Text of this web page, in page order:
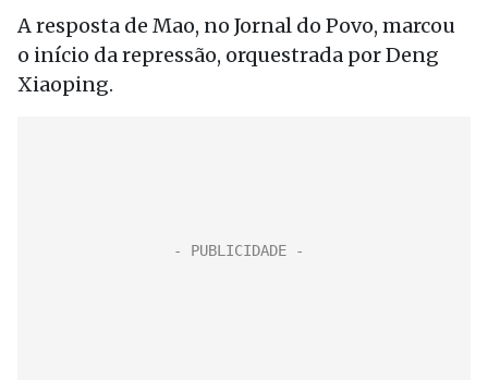
A resposta de Mao, no Jornal do Povo, marcou
o início da repressão, orquestrada por Deng
Xiaoping.